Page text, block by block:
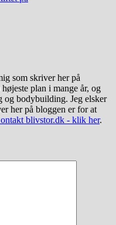
som skriver her på
plan i mange år, og
og bodybuilding. Jeg elsker
her på bloggen er for at
blivstor.dk - klik her.